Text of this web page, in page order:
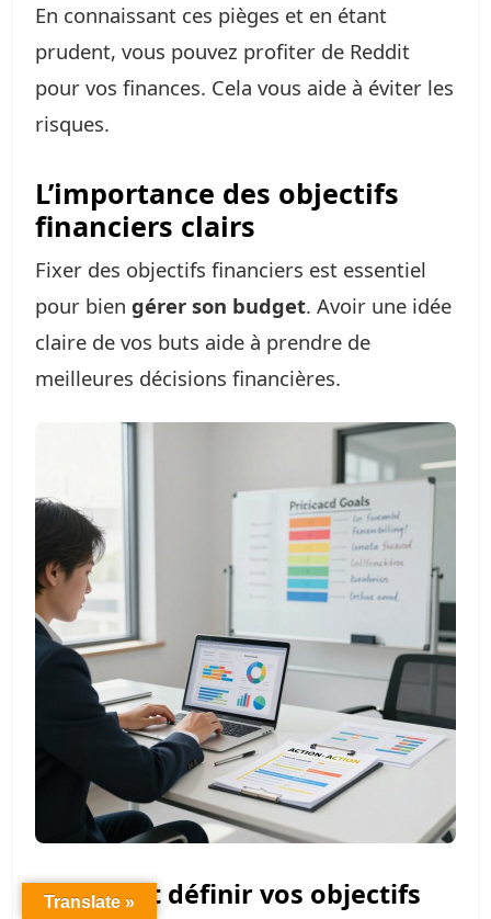
En connaissant ces pièges et en étant
prudent, vous pouvez profiter de Reddit
pour vos finances. Cela vous aide à éviter les
risques.
L’importance des objectifs
financiers clairs
Fixer des objectifs financiers est essentiel
pour bien gérer son budget. Avoir une idée
claire de vos buts aide à prendre de
meilleures décisions financières.
Comment définir vos objectifs
Translate »